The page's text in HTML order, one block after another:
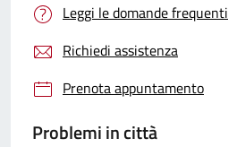
Leggi le domande frequenti
Richiedi assistenza
Prenota appuntamento
Problemi in città